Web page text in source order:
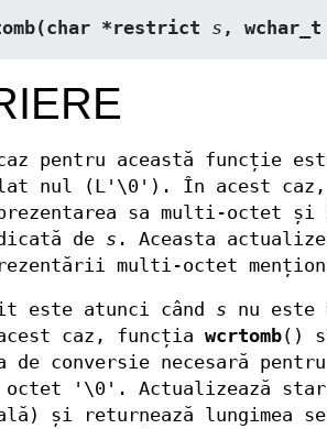
*restrict s , wchar_t
pentru această funcție
lat nul (L'\0'). În acest
sa multi-octet
de s . Aceasta
multi-octet
este atunci când s nu este
caz, funcția wcrtomb()
de conversie necesară
octet '\0'. Actualizează
și returnează lungimea